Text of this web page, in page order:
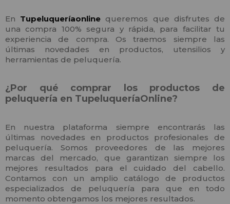
En Tupeluqueríaonline queremos que disfrutes de
una compra 100% segura y rápida, para facilitar tu
experiencia de compra. Os traemos siempre las
últimas novedades en productos, utensilios y
herramientas de peluquería.
¿Por qué comprar los productos de
peluquería en TupeluqueríaOnline?
En nuestra plataforma siempre encontrarás las
últimas novedades en productos profesionales de
peluquería. Somos proveedores de las mejores
marcas del mercado, que garantizan siempre los
mejores resultados para el cuidado del cabello.
Contamos con un amplio catálogo de productos
especializados de peluquería para que en todo
momento obtengamos los mejores resultados.